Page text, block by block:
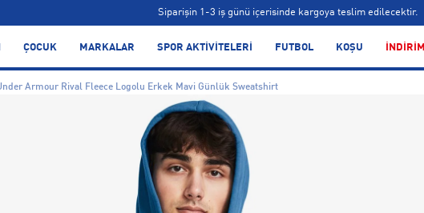
Siparişin 1-3 iş günü içerisinde kargoya teslim edilecektir.
Bonus kartlara özel vade farksız taksit seçenekleri!
Siparişin 1-3 iş günü içerisinde kargoya teslim edilecektir.
Bonus kartlara özel vade farksız taksit seçenekleri!
ÇOCUK MARKALAR SPOR AKTİVİTELERİ FUTBOL KOŞU İNDİRİM
Armour Rival Fleece Logolu Erkek Mavi Günlük Sweatshirt